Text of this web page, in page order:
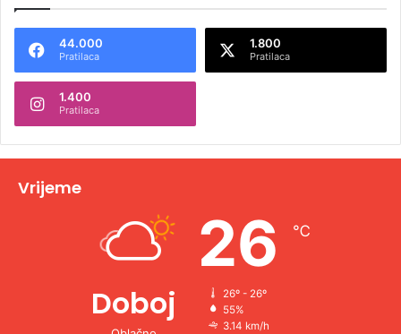
n
t
v
44.000
Pratilaca
1.800
Pratilaca
1.400
Pratilaca
Vrijeme
Doboj
26 ℃
26º - 26º
55%
3.14 km/h